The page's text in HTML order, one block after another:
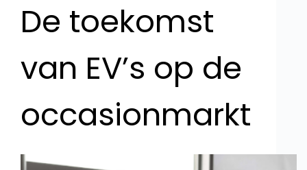
De toekomst
van EV’s op de
occasionmarkt